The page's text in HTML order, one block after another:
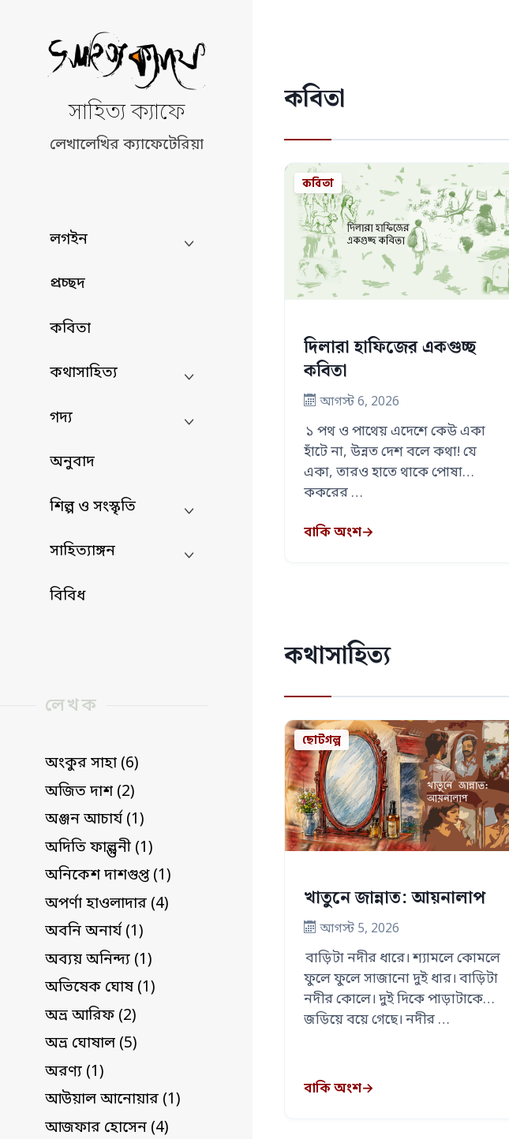
content
সাহিত্য ক্যাফে
লেখালেখির ক্যাফেটেরিয়া
লগইন
প্রচ্ছদ
কবিতা
কথাসাহিত্য
গদ্য
অনুবাদ
শিল্প ও সংস্কৃতি
সাহিত্যাঙ্গন
বিবিধ
লেখক
অংকুর সাহা (6)
অজিত দাশ (2)
অঞ্জন আচার্য (1)
অদিতি ফাল্গুনী (1)
অনিকেশ দাশগুপ্ত (1)
অপর্ণা হাওলাদার (4)
অবনি অনার্য (1)
অব্যয় অনিন্দ্য (1)
অভিষেক ঘোষ (1)
অভ্র আরিফ (2)
অভ্র ঘোষাল (5)
অরণ্য (1)
আউয়াল আনোয়ার (1)
আজফার হোসেন (4)
কবিতা
কবিতা
দিলারা হাফিজের একগুচ্ছ
কবিতা
আগস্ট 6, 2026
১ পথ ও পাথেয় এদেশে কেউ একা
হাঁটে না, উন্নত দেশ বলে কথা! যে
একা, তারও হাতে থাকে পোষা
কুকুরের …
বাকি অংশ→
কথাসাহিত্য
ছোটগল্প
খাতুনে জান্নাত: আয়নালাপ
আগস্ট 5, 2026
বাড়িটা নদীর ধারে। শ্যামলে কোমলে
ফুলে ফুলে সাজানো দুই ধার। বাড়িটা
নদীর কোলে। দুই দিকে পাড়াটাকে
জড়িয়ে বয়ে গেছে। নদীর …
বাকি অংশ→